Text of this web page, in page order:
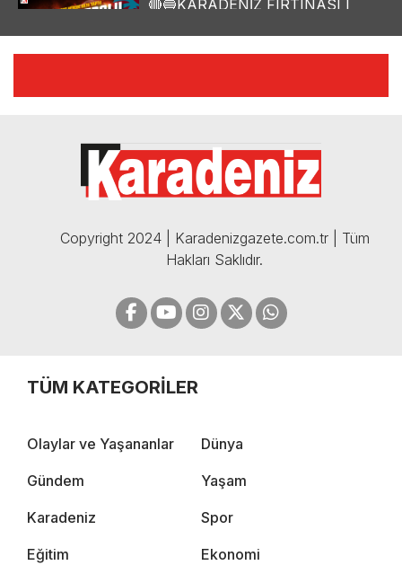
🔴🔵KARADENİZ FIRTINASI |
🔴🔵KARADENİZ FIRTINASI |
05.12.2024
Copyright 2024 | Karadenizgazete.com.tr | Tüm
Hakları Saklıdır.
TÜM KATEGORİLER
Olaylar ve Yaşananlar Dünya
Gündem Yaşam
Karadeniz Spor
Eğitim Ekonomi